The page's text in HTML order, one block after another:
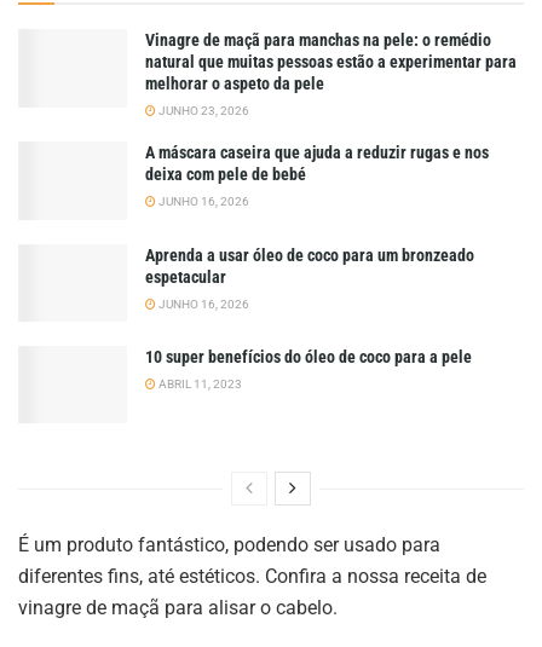
Vinagre de maçã para manchas na pele: o remédio
natural que muitas pessoas estão a experimentar para
melhorar o aspeto da pele
JUNHO 23, 2026
A máscara caseira que ajuda a reduzir rugas e nos
deixa com pele de bebé
JUNHO 16, 2026
Aprenda a usar óleo de coco para um bronzeado
espetacular
JUNHO 16, 2026
10 super benefícios do óleo de coco para a pele
ABRIL 11, 2023
É um produto fantástico, podendo ser usado para
diferentes fins, até estéticos. Confira a nossa receita de
vinagre de maçã para alisar o cabelo.